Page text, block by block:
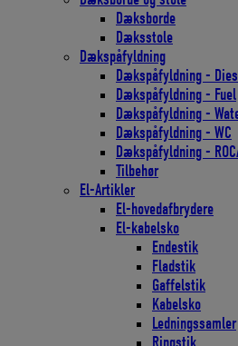
Dæksborde
Dæksstole
Dækspåfyldning
Dækspåfyldning -
Dækspåfyldning - Fuel
Dækspåfyldning -
Dækspåfyldning - WC
Dækspåfyldning -
Tilbehør
El-Artikler
El-hovedafbrydere
El-kabelsko
Endestik
Fladstik
Gaffelstik
Kabelsko
Ledningssamler